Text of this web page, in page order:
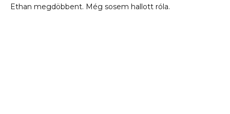
Ethan megdöbbent. Még sosem hallott róla.